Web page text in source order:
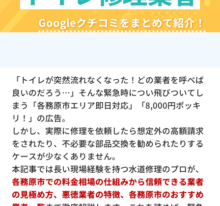
Googleクチコミをまとめて紹介！
「トイレが突然流れなくなった！どの業者を呼べば
良いのだろう…」そんな緊急時につい飛びついてし
まう「各務原市エリア即日対応」「8,000円ポッキ
リ！」の広告。
しかし、実際に修理を依頼したら想定外の高額請求
をされたり、不必要な部品交換を勧められたりする
ケースが少なくありません。
本記事では長い現場経験を持つ水道修理のプロが、
各務原市での料金相場の仕組みから信頼できる業者
の見極め方、悪徳業者の特徴、各務原市のおすすめ